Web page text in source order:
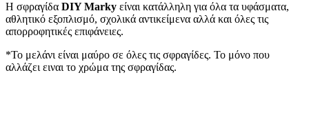
Η σφραγίδα DIY Marky είναι κατάλληλη για όλα τα υφάσματα,
αθλητικό εξοπλισμό, σχολικά αντικείμενα αλλά και όλες τις
απορροφητικές επιφάνειες.
*Το μελάνι είναι μαύρο σε όλες τις σφραγίδες. Το μόνο που
αλλάζει ειναι το χρώμα της σφραγίδας.